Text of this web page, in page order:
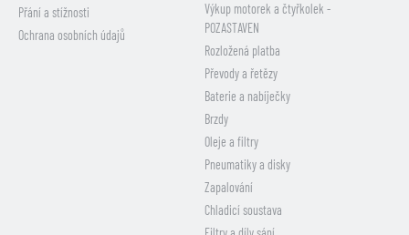
Přání a stížnosti
Ochrana osobních údajů
Výkup motorek a čtyřkolek -
POZASTAVEN
Rozložená platba
Převody a řetězy
Baterie a nabíječky
Brzdy
Oleje a filtry
Pneumatiky a disky
Zapalování
Chladicí soustava